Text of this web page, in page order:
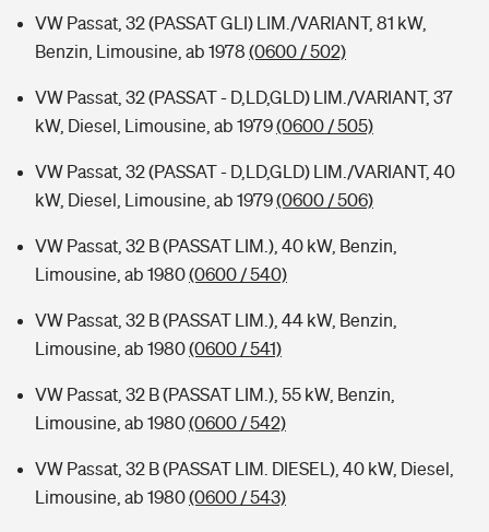
VW Passat, 32 (PASSAT GLI) LIM./VARIANT, 81 kW,
Benzin, Limousine, ab 1978 (0600 / 502)
VW Passat, 32 (PASSAT - D,LD,GLD) LIM./VARIANT, 37
kW, Diesel, Limousine, ab 1979(0600 / 505)
VW Passat, 32 (PASSAT - D,LD,GLD) LIM./VARIANT, 40
kW, Diesel, Limousine, ab 1979(0600 / 506)
VW Passat, 32 B (PASSAT LIM.), 40 kW, Benzin,
Limousine, ab 1980(0600 / 540)
VW Passat, 32 B (PASSAT LIM.), 44 kW, Benzin,
Limousine, ab 1980(0600 / 541)
VW Passat, 32 B (PASSAT LIM.), 55 kW, Benzin,
Limousine, ab 1980(0600 / 542)
VW Passat, 32 B (PASSAT LIM. DIESEL), 40 kW, Diesel,
Limousine, ab 1980(0600 / 543)